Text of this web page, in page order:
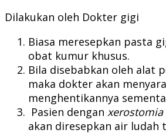
Dilakukan oleh Dokter gigi
Biasa meresepkan pasta
obat kumur khusus.
Bila disebabkan oleh alat
maka dokter akan
menghentikannya
Pasien dengan xerostomia
akan diresepkan air ludah